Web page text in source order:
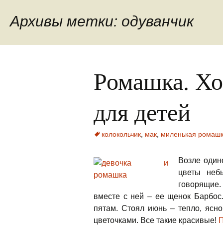
Архивы метки: одуванчик
Ромашка.
для детей
колокольчик мак миленькая
Возле
цветы
вместе с ней – ее щенок
пятам. Стоял июнь – тепло,
цветочками. Все такие красивые!